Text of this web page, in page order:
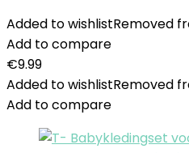
Added to wishlistRemoved
Add to compare
€9.99
Added to wishlistRemoved
Add to compare